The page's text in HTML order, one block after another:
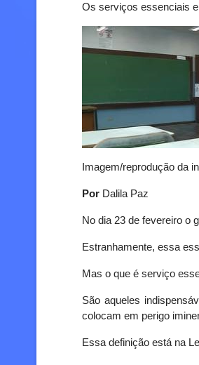
Os serviços essenciais
Imagem/reprodução da
Por Dalila Paz
No dia 23 de fevereiro o
Estranhamente, essa
Mas o que é serviço
São aqueles
colocam em perigo
Essa definição está na